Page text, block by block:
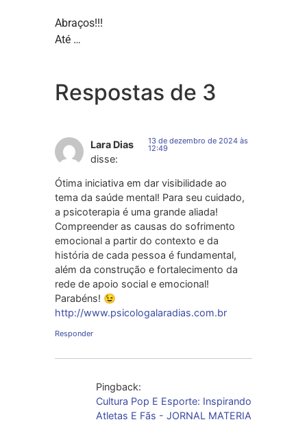
Abraços!!!
Até …
Respostas de 3
Lara Dias
disse:
13 de dezembro de 2024 às
12:49
Ótima iniciativa em dar visibilidade ao
tema da saúde mental! Para seu cuidado,
a psicoterapia é uma grande aliada!
Compreender as causas do sofrimento
emocional a partir do contexto e da
história de cada pessoa é fundamental,
além da construção e fortalecimento da
rede de apoio social e emocional!
Parabéns! 😉
http://www.psicologalaradias.com.br
Responder
Pingback:
Cultura Pop E Esporte: Inspirando
Atletas E Fãs - JORNAL MATERIA